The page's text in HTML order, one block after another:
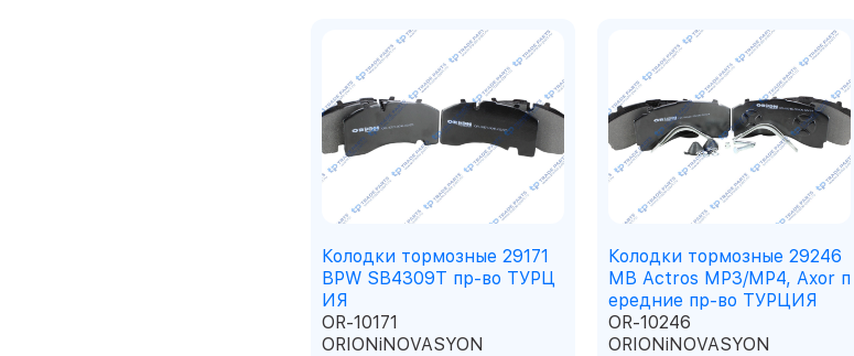
Колодки тормозные 29171
BPW SB4309T пр-во ТУРЦ
ИЯ
OR-10171
ORIONiNOVASYON
Колодки тормозные 29246
MB Actros MP3/MP4, Axor п
ередние пр-во ТУРЦИЯ
OR-10246
ORIONiNOVASYON